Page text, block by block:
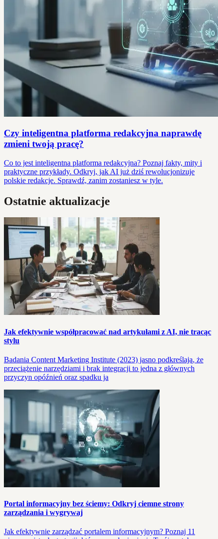
Czy inteligentna platforma redakcyjna naprawdę
zmieni twoją pracę?
Co to jest inteligentna platforma redakcyjna? Poznaj fakty, mity i
praktyczne przykłady. Odkryj, jak AI już dziś rewolucjonizuje
polskie redakcje. Sprawdź, zanim zostaniesz w tyle.
Ostatnie aktualizacje
Jak efektywnie współpracować nad artykułami z AI, nie tracąc
stylu
Badania Content Marketing Institute (2023) jasno podkreślają, że
przeciążenie narzędziami i brak integracji to jedna z głównych
przyczyn opóźnień oraz spadku ja
Portal informacyjny bez ściemy: Odkryj ciemne strony
zarządzania i wygrywaj
Jak efektywnie zarządzać portalem informacyjnym? Poznaj 11